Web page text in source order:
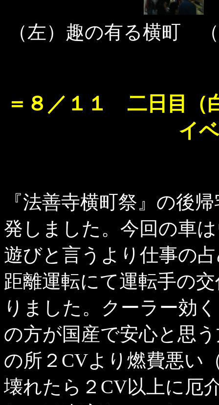
（左）趣の有る横町
＝８／１１ 二日目（
イ
『法善寺横町祭』の後
発しました。今回の車
遊びと言うより仕事の
距離運転にて運転手の
りました。クーラー効
の方が国産で安心と思
の所２CVより燃費悪い
壊れたら２CV以上に厄